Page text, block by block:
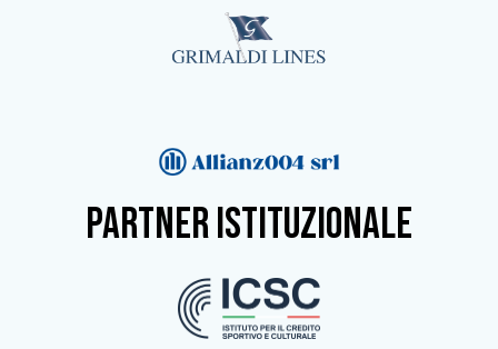
partner istituzionale